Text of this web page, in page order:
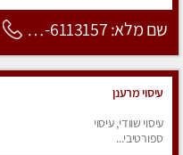
שם מלא: 053-6113157
עיסוי מרענן
עיסוי שוודי, עיסוי
ספורטיבי...